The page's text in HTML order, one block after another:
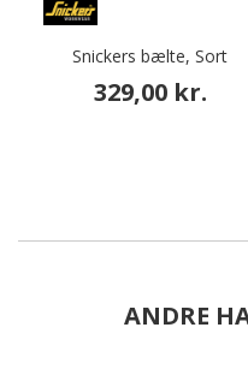
Snickers bælte, Sort
329,00 kr.
ANDRE